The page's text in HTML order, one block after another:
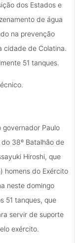
dos Estados e
de água
na prevenção
cidade de Colatina.
51 tanques.
Paulo
38º Batalhão de
Hiroshi, que
homens do Exército
neste domingo
51 tanques, que
servir de suporte
exército.